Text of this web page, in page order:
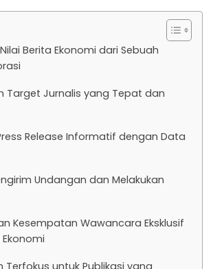
Berita Ekonomi dari Sebuah
Target Jurnalis yang Tepat dan
Release Informatif dengan Data
Undangan dan Melakukan
Kesempatan Wawancara Eksklusif
Terfokus untuk Publikasi yang